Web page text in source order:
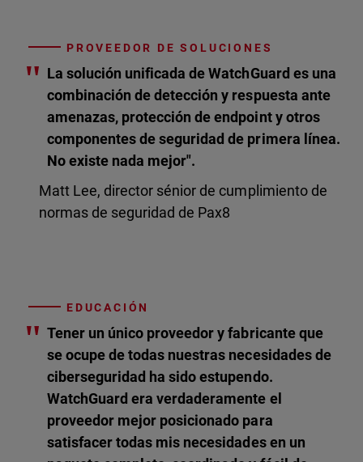
PROVEEDOR DE SOLUCIONES
" La solución unificada de WatchGuard es una
combinación de detección y respuesta ante
amenazas, protección de endpoint y otros
componentes de seguridad de primera línea.
No existe nada mejor".
Matt Lee, director sénior de cumplimiento de
normas de seguridad de Pax8
EDUCACIÓN
" Tener un único proveedor y fabricante que
se ocupe de todas nuestras necesidades de
ciberseguridad ha sido estupendo.
WatchGuard era verdaderamente el
proveedor mejor posicionado para
satisfacer todas mis necesidades en un